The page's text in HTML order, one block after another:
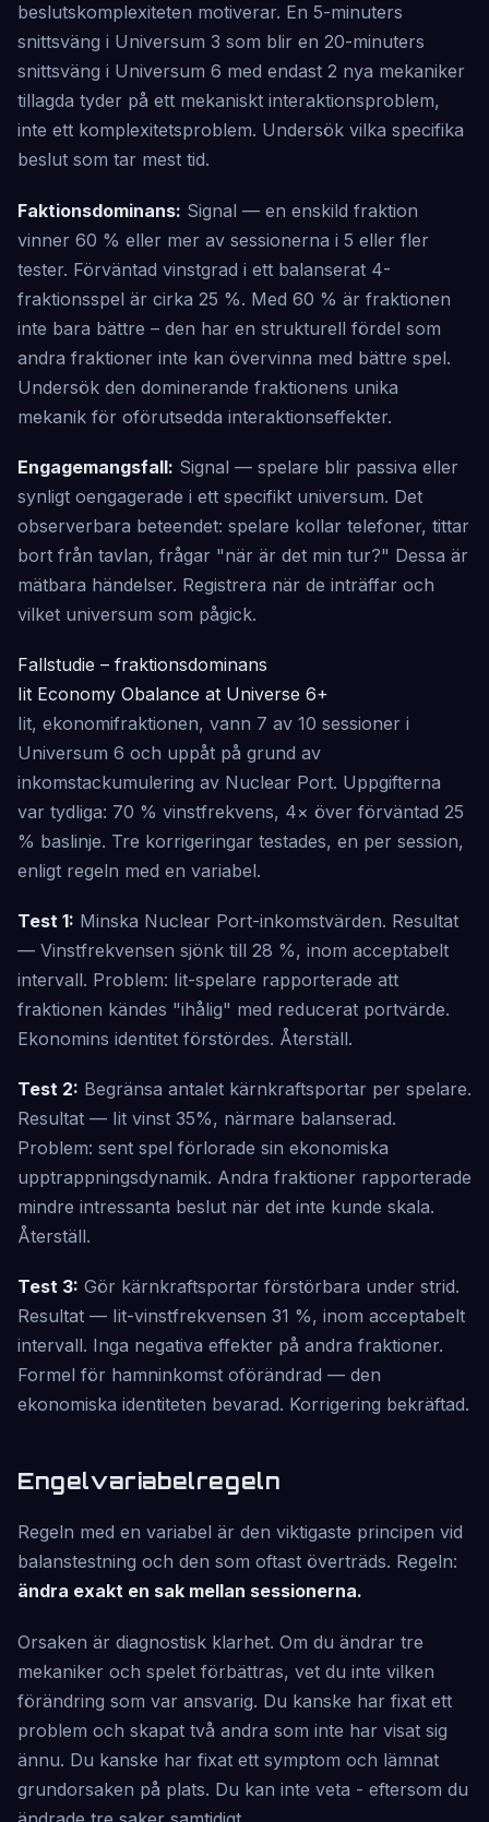
beslutskomplexiteten motiverar. En 5-minuters
snittsväng i Universum 3 som blir en 20-minuters
snittsväng i Universum 6 med endast 2 nya mekaniker
tillagda tyder på ett mekaniskt interaktionsproblem,
inte ett komplexitetsproblem. Undersök vilka specifika
beslut som tar mest tid.
Faktionsdominans: Signal — en enskild fraktion
vinner 60 % eller mer av sessionerna i 5 eller fler
tester. Förväntad vinstgrad i ett balanserat 4-
fraktionsspel är cirka 25 %. Med 60 % är fraktionen
inte bara bättre – den har en strukturell fördel som
andra fraktioner inte kan övervinna med bättre spel.
Undersök den dominerande fraktionens unika
mekanik för oförutsedda interaktionseffekter.
Engagemangsfall: Signal — spelare blir passiva eller
synligt oengagerade i ett specifikt universum. Det
observerbara beteendet: spelare kollar telefoner, tittar
bort från tavlan, frågar "när är det min tur?" Dessa är
mätbara händelser. Registrera när de inträffar och
vilket universum som pågick.
Fallstudie – fraktionsdominans
Iit Economy Obalance at Universe 6+
Iit, ekonomifraktionen, vann 7 av 10 sessioner i
Universum 6 och uppåt på grund av
inkomstackumulering av Nuclear Port. Uppgifterna
var tydliga: 70 % vinstfrekvens, 4× över förväntad 25
% baslinje. Tre korrigeringar testades, en per session,
enligt regeln med en variabel.
Test 1: Minska Nuclear Port-inkomstvärden. Resultat
— Vinstfrekvensen sjönk till 28 %, inom acceptabelt
intervall. Problem: Iit-spelare rapporterade att
fraktionen kändes "ihålig" med reducerat portvärde.
Ekonomins identitet förstördes. Återställ.
Test 2: Begränsa antalet kärnkraftsportar per spelare.
Resultat — Iit vinst 35%, närmare balanserad.
Problem: sent spel förlorade sin ekonomiska
upptrappningsdynamik. Andra fraktioner rapporterade
mindre intressanta beslut när det inte kunde skala.
Återställ.
Test 3: Gör kärnkraftsportar förstörbara under strid.
Resultat — Iit-vinstfrekvensen 31 %, inom acceptabelt
intervall. Inga negativa effekter på andra fraktioner.
Formel för hamninkomst oförändrad — den
ekonomiska identiteten bevarad. Korrigering bekräftad.
Engelvariabelregeln
Regeln med en variabel är den viktigaste principen vid
balanstestning och den som oftast överträds. Regeln:
ändra exakt en sak mellan sessionerna.
Orsaken är diagnostisk klarhet. Om du ändrar tre
mekaniker och spelet förbättras, vet du inte vilken
förändring som var ansvarig. Du kanske har fixat ett
problem och skapat två andra som inte har visat sig
ännu. Du kanske har fixat ett symptom och lämnat
grundorsaken på plats. Du kan inte veta - eftersom du